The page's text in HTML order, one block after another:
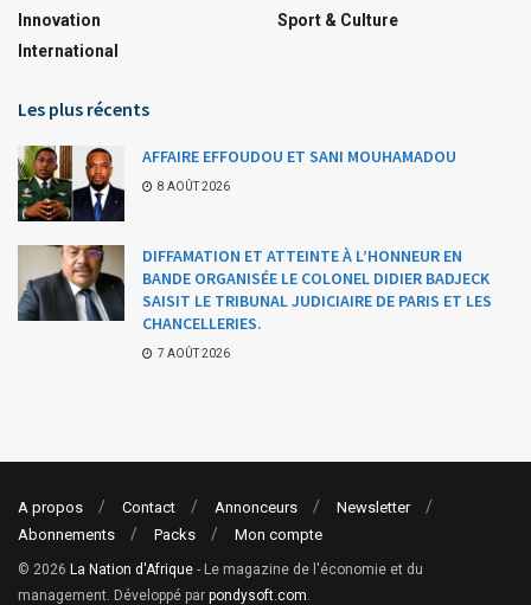
Innovation
International
Sport & Culture
Les plus récents
AFFAIRE EFFOUDOU ET SANI MOUHAMADOU
8 AOÛT 2026
DIFFAMATION ET ATTEINTE À L’HONNEUR EN
BANDE ORGANISÉE LE COLONEL DIDIER BADJECK
SAISIT LE TRIBUNAL JUDICIAIRE DE PARIS ET LES
CHANCELLERIES.
7 AOÛT 2026
A propos Contact Annonceurs
Newsletter
Abonnements
Packs Mon compte
© 2026 La Nation d'Afrique - Le magazine de l'économie et du
management. Développé par pondysoft.com.